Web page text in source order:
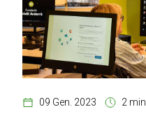
09 Gen. 2023 2 min